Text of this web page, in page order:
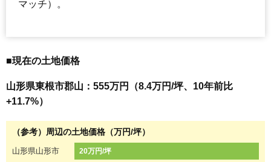
マッチ）。
■現在の土地価格
山形県東根市郡山：555万円（8.4万円/坪、10年前比
+11.7%）
（参考）周辺の土地価格（万円/坪）
山形県山形市 20万円/坪